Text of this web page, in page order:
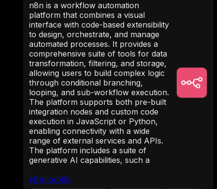
n8n-io/n8n
n8n is a workflow automation
platform that combines a visual
interface with code-based extensibility
to design, orchestrate, and manage
automated processes. It provides a
comprehensive suite of tools for data
transformation, filtering, and storage,
allowing users to build complex logic
through conditional branching,
looping, and sub-workflow execution.
The platform supports both pre-built
integration nodes and custom code
execution in JavaScript or Python,
enabling connectivity with a wide
range of external services and APIs.
The platform includes a suite of
generative AI capabilities, such a